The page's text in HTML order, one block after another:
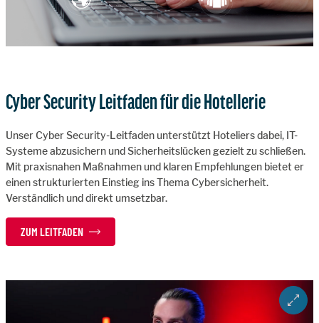
Cyber Security Leitfaden für die Hotellerie
Unser Cyber Security-Leitfaden unterstützt Hoteliers dabei, IT-
Systeme abzusichern und Sicherheitslücken gezielt zu schließen.
Mit praxisnahen Maßnahmen und klaren Empfehlungen bietet er
einen strukturierten Einstieg ins Thema Cybersicherheit.
Verständlich und direkt umsetzbar.
ZUM LEITFADEN
ZOOM